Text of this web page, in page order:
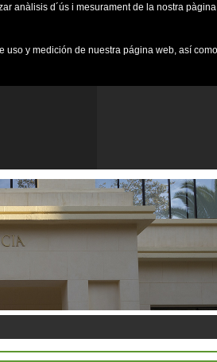
anàlisis d´ús i mesurament de la nostra
y medición de nuestra página web, así